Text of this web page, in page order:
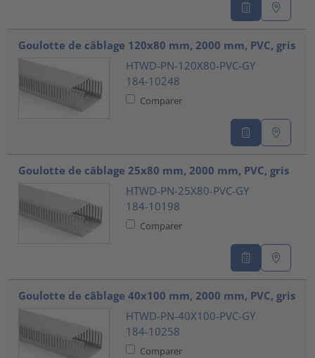
Goulotte de câblage 120x80 mm, 2000 mm, PVC, gris
HTWD-PN-120X80-PVC-GY
184-10248
Comparer
Goulotte de câblage 25x80 mm, 2000 mm, PVC, gris
HTWD-PN-25X80-PVC-GY
184-10198
Comparer
Goulotte de câblage 40x100 mm, 2000 mm, PVC, gris
HTWD-PN-40X100-PVC-GY
184-10258
Comparer